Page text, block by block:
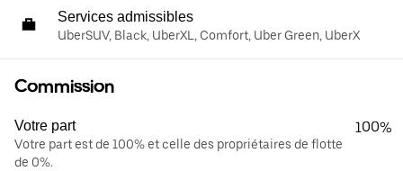
Services admissibles
UberSUV, Black, UberXL, Comfort, Uber Green, UberX
Commission
Votre part
Votre part est de 100% et celle des propriétaires de flotte
de 0%.
100%